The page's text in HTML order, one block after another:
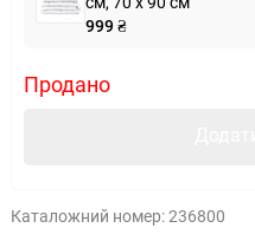
999 ₴
Продано
Каталожний номер:236800